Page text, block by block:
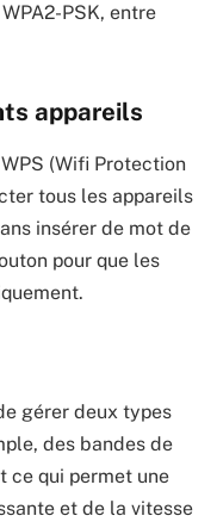
PSK, entre
appareils
(Wifi Protection
tous les appareils
insérer de mot de
pour que les
gérer deux types
des bandes de
ce qui permet une
et de la vitesse